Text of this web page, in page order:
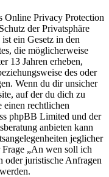
Online Privacy Protection
der Privatsphäre
ein Gesetz in den
die möglicherweise
13 Jahren erheben,
des oder
Wenn du dir unsicher
auf der du dich zu
einen rechtlichen
phpBB Limited und der
anbieten kann
jeglicher
„An wen soll ich
oder juristische Anfragen